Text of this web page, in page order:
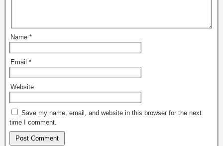
Name *
Email *
Website
Save my name, email, and website in this browser for the next
time I comment.